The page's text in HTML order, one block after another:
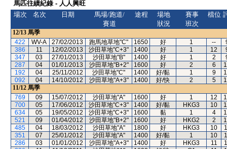
馬匹往績紀錄 - 人人興旺
場次
名次 日期
馬場/跑道/
賽道
途程
場地
狀況
賽事
班次
檔位
12/13 馬季
422
WV-A 27/02/2013 跑馬地草地"C" 1650 好 1 --
386
11 12/02/2013 沙田草地"C+3" 1400 好 1 12
347
03 27/01/2013 沙田草地"B" 1400 好 1 2
287
04 01/01/2013 沙田草地"B+2" 1600 好 2 6
192
04 25/11/2012 沙田草地"C" 1400 好/黏 1 9
092
04 14/10/2012 沙田草地"A+3" 1400 好/快 2 5
11/12 馬季
769
09 15/07/2012 沙田草地"A" 1600 好 1 12
700
05 17/06/2012 沙田草地"C+3" 1400 好/黏 HKG3 10
634
05 19/05/2012 沙田草地"C+3" 1600 黏 1 4
521
09 01/04/2012 沙田草地"B+2" 1600 好 HKG2 2
485
04 18/03/2012 沙田草地"A" 1800 好 HKG3 10
351
07 25/01/2012 沙田草地"A" 1400 好/黏 1 10
286
03 01/01/2012 沙田草地"A+3" 1400 好 HKG3 11